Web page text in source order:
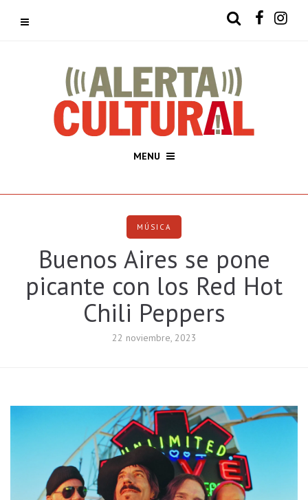
MENU
MÚSICA
Buenos Aires se pone
picante con los Red Hot
Chili Peppers
22 noviembre, 2023